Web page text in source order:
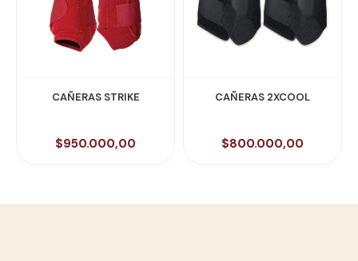
CAÑERAS STRIKE
$950.000,00
CAÑERAS 2XCOOL
$800.000,00